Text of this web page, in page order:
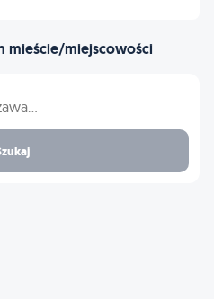
mieście/miejscowości